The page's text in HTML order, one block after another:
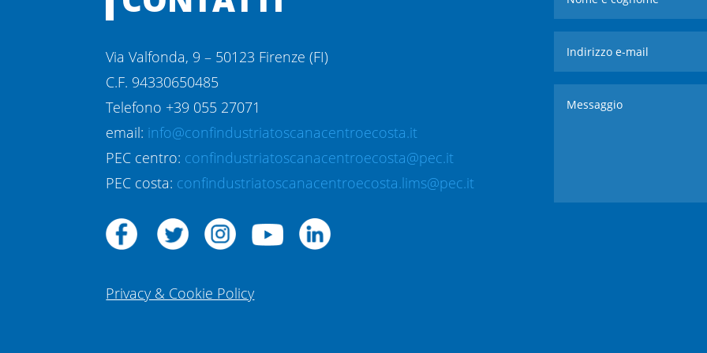
Via Valfonda, 9 – 50123 Firenze (FI)
C.F. 94330650485
Telefono +39 055 27071
email: info@confindustriatoscanacentroecosta.it
PEC centro: confindustriatoscanacentroecosta@pec.it
PEC costa: confindustriatoscanacentroecosta.lims@pec.it
Privacy & Cookie Policy